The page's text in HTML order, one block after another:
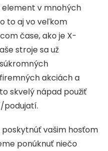
element v mnohých
to aj vo veľkom
čase, ako je X-
stroje sa už
akciách a
skvelý nápad použiť
podujatí.
vašim hosťom
ponúknuť niečo